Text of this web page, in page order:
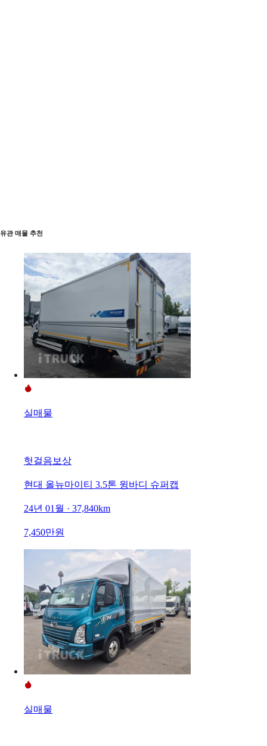
유관 매물 추천
실매물
헛걸음보상
현대 올뉴마이티 3.5톤 윙바디 슈퍼캡
24년 01월 · 37,840km
7,450만원
실매물